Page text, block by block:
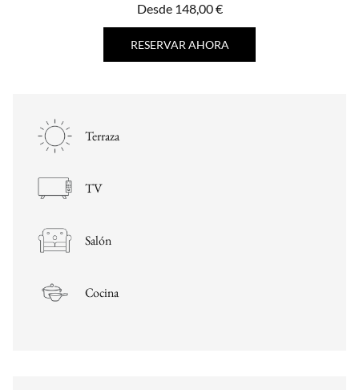
Desde 148,00 €
RESERVAR AHORA
Terraza
TV
Salón
Cocina